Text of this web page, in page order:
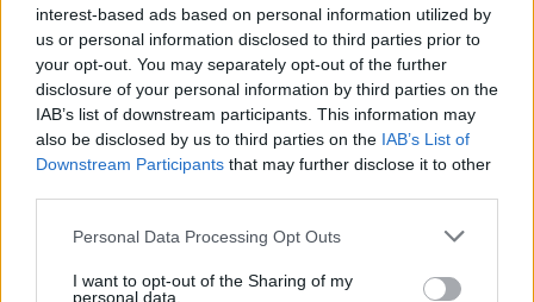
interest-based ads based on personal information utilized by
us or personal information disclosed to third parties prior to
your opt-out. You may separately opt-out of the further
disclosure of your personal information by third parties on the
IAB’s list of downstream participants. This information may
also be disclosed by us to third parties on the IAB’s List of
Downstream Participants that may further disclose it to other
Personal Data Processing Opt Outs
I want to opt-out of the Sharing of my
personal data.
6 Αυγούστου 2026
Δήμος Αθηναίων: 43 σχολικές αυλές γίνονται πιο
πράσινες και πιο δροσερές
5 Αυγούστου 2026